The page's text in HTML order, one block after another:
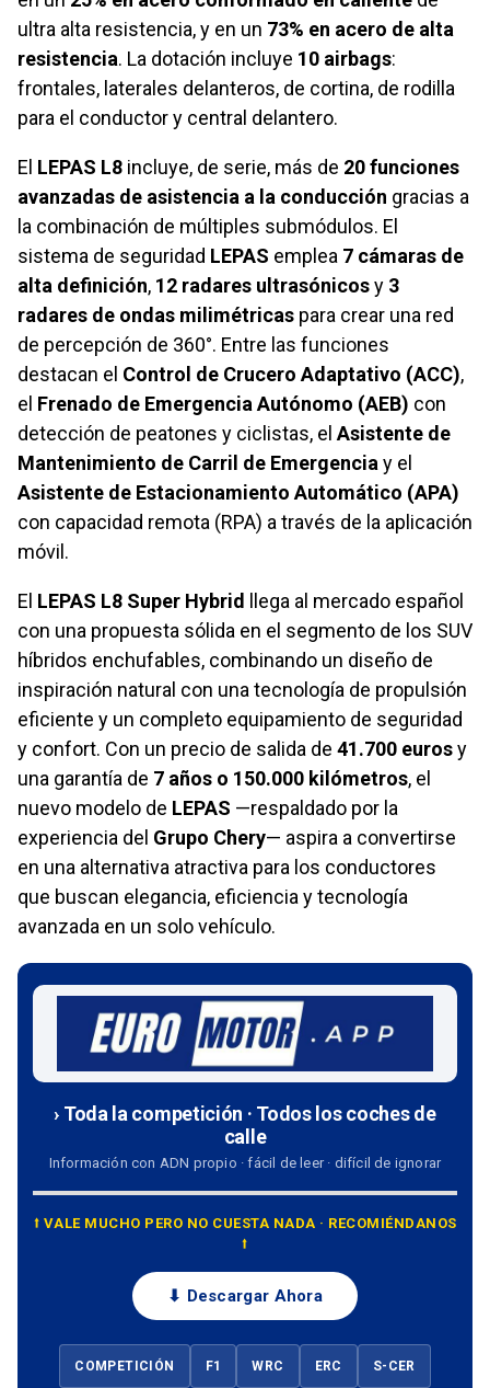
ultra alta resistencia, y en un 73% en acero de alta
resistencia. La dotación incluye 10 airbags:
frontales, laterales delanteros, de cortina, de rodilla
para el conductor y central delantero.
El LEPAS L8 incluye, de serie, más de 20 funciones
avanzadas de asistencia a la conducción gracias a
la combinación de múltiples submódulos. El
sistema de seguridad LEPAS emplea 7 cámaras de
alta definición, 12 radares ultrasónicosy 3
radares de ondas milimétricas para crear una red
de percepción de 360°. Entre las funciones
destacan el Control de Crucero Adaptativo (ACC),
el Frenado de Emergencia Autónomo (AEB) con
detección de peatones y ciclistas, el Asistente de
Mantenimiento de Carril de Emergencia y el
Asistente de Estacionamiento Automático (APA)
con capacidad remota (RPA) a través de la aplicación
móvil.
El LEPAS L8 Super Hybrid llega al mercado español
con una propuesta sólida en el segmento de los SUV
híbridos enchufables, combinando un diseño de
inspiración natural con una tecnología de propulsión
eficiente y un completo equipamiento de seguridad
y confort. Con un precio de salida de 41.700 eurosy
una garantía de 7 años o 150.000 kilómetros, el
nuevo modelo de LEPAS —respaldado por la
experiencia del Grupo Chery— aspira a convertirse
en una alternativa atractiva para los conductores
que buscan elegancia, eficiencia y tecnología
avanzada en un solo vehículo.
› Toda la competición · Todos los coches de
calle
Información con ADN propio · fácil de leer · difícil de ignorar
⭡ VALE MUCHO PERO NO CUESTA NADA · RECOMIÉNDANOS
⭡
⬇ Descargar Ahora
COMPETICIÓN F1 WRC ERC S-CER